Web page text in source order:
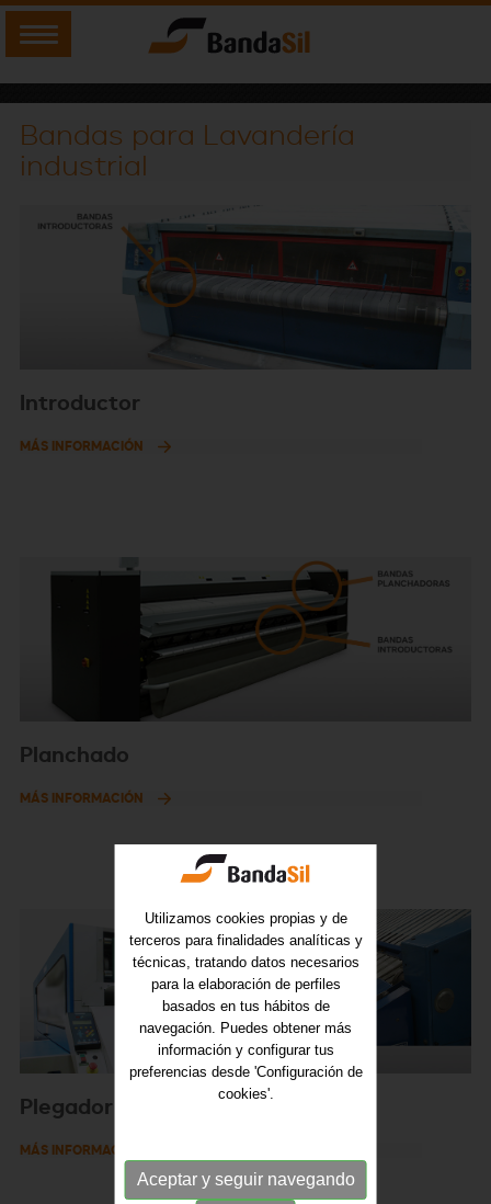
Bandas para Lavandería
industrial
Introductor
MÁS INFORMACIÓN
Planchado
MÁS INFORMACIÓN
Plegador
MÁS INFORMACIÓN
Utilizamos cookies propias y de
terceros para finalidades analíticas y
técnicas, tratando datos necesarios
para la elaboración de perfiles
basados en tus hábitos de
navegación. Puedes obtener más
información y configurar tus
preferencias desde 'Configuración de
cookies'.
Aceptar y seguir navegando